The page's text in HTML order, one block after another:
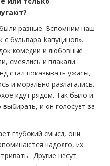
разные. Вспомним наш
бульвара Капуцинов».
комедии и любовные
смеялись и плакали.
стал показывать ужасы,
и морально разлагались.
идут рядом. Так было и
и он голосует за
глубокий смысл, они
надолго, их
Другие несут